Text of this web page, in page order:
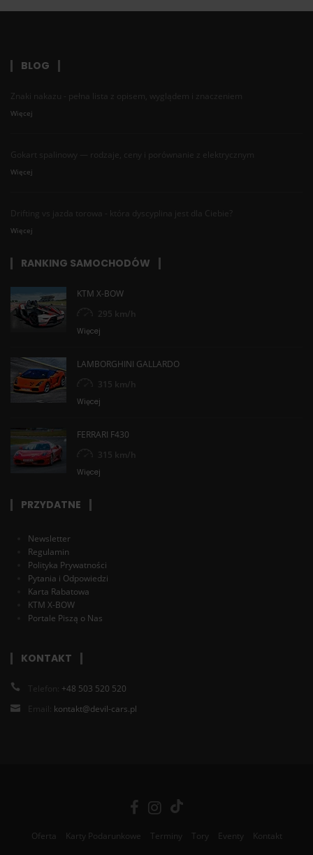
BLOG
Znaki nakazu - pełna lista z opisem, wyglądem i znaczeniem
Więcej
Gokart spalinowy — rodzaje, ceny i porównanie z elektrycznym
Więcej
Drifting vs jazda torowa - która dyscyplina jest dla Ciebie?
Więcej
RANKING SAMOCHODÓW
KTM X-BOW
295 km/h
Więcej
LAMBORGHINI GALLARDO
315 km/h
Więcej
FERRARI F430
315 km/h
Więcej
PRZYDATNE
Newsletter
Regulamin
Polityka Prywatności
Pytania i Odpowiedzi
Karta Rabatowa
KTM X-BOW
Portale Piszą o Nas
KONTAKT
Telefon: +48 503 520 520
Email: kontakt@devil-cars.pl
Oferta Karty Podarunkowe Terminy Tory Eventy Kontakt